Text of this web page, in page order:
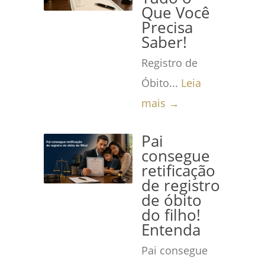
Que Você
Precisa
Saber!
Registro de
Óbito... Leia
mais →
Pai
consegue
retificação
de registro
de óbito
do filho!
Entenda
Pai consegue